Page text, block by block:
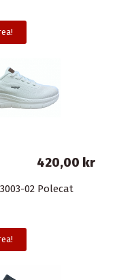
02 Polecat
420,00 kr